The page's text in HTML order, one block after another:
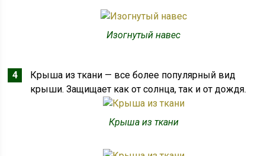
Изогнутый навес
Крыша из ткани — все более популярный вид
крыши. Защищает как от солнца, так и от дождя.
Крыша из ткани